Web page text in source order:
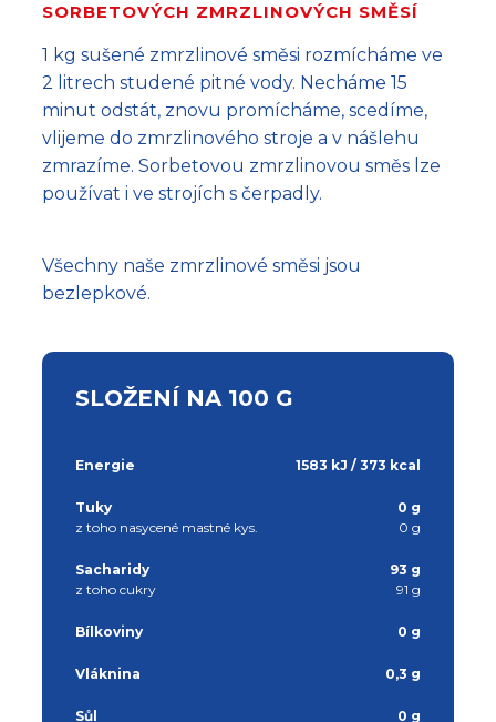
SORBETOVÝCH ZMRZLINOVÝCH SMĚSÍ
1 kg sušené zmrzlinové směsi rozmícháme ve
2 litrech studené pitné vody. Necháme 15
minut odstát, znovu promícháme, scedíme,
vlijeme do zmrzlinového stroje a v nášlehu
zmrazíme. Sorbetovou zmrzlinovou směs lze
používat i ve strojích s čerpadly.
Všechny naše zmrzlinové směsi jsou
bezlepkové.
SLOŽENÍ NA 100 G
Energie 1583 kJ / 373 kcal
Tuky
0 g
z toho nasycené mastné kys.
0 g
Sacharidy
93 g
z toho cukry
91 g
Bílkoviny 0 g
Vláknina 0,3 g
Sůl 0 g